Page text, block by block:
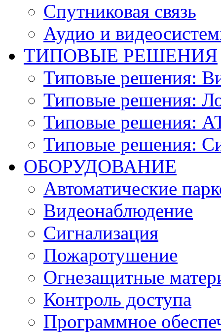
Спутниковая связь
Аудио и
ТИПОВЫЕ РЕШЕНИЯ
Типовые решения:
Типовые решения:
Типовые решения:
Типовые решения:
ОБОРУДОВАНИЕ
Автоматические
Видеонаблюдение
Сигнализация
Пожаротушение
Огнезащитные
Контроль доступа
Программное